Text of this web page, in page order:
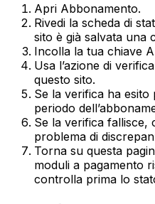
Apri Abbonamento.
Rivedi la scheda di
sito è già salvata una
Incolla la tua chiave
Usa l’azione di
questo sito.
Se la verifica ha
periodo
Se la verifica fallisce,
problema di
Torna su questa
moduli a pagamento
controlla prima lo